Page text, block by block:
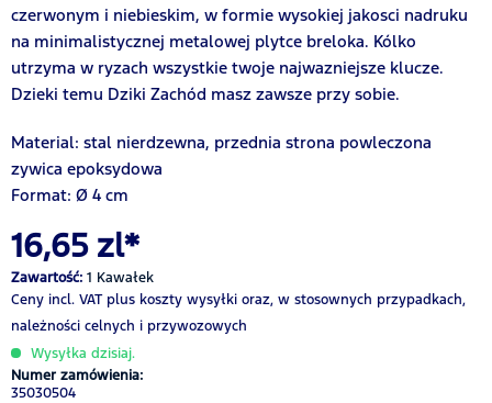
czerwonym i niebieskim, w formie wysokiej jakosci nadruku
na minimalistycznej metalowej plytce breloka. Kólko
utrzyma w ryzach wszystkie twoje najwazniejsze klucze.
Dzieki temu Dziki Zachód masz zawsze przy sobie.
Material: stal nierdzewna, przednia strona powleczona
zywica epoksydowa
Format: Ø 4 cm
16,65 zl*
Zawartość: 1 Kawałek
Ceny incl. VAT plus koszty wysyłki oraz, w stosownych przypadkach,
należności celnych i przywozowych
Wysyłka dzisiaj.
Numer zamówienia:
35030504